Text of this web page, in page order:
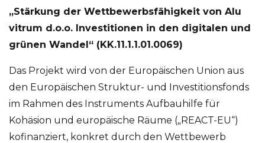
„Stärkung der Wettbewerbsfähigkeit von Alu
vitrum d.o.o. Investitionen in den digitalen und
grünen Wandel“ (KK.11.1.1.01.0069)
Das Projekt wird von der Europäischen Union aus
den Europäischen Struktur- und Investitionsfonds
im Rahmen des Instruments Aufbauhilfe für
Kohäsion und europäische Räume („REACT-EU“)
kofinanziert, konkret durch den Wettbewerb